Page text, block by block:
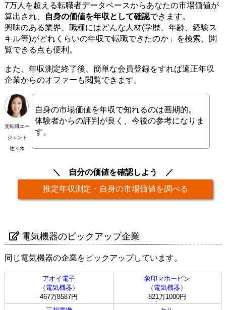
7万人を超える転職者データベースからあなたの市場価値が
算出され、
自身の価値を年収として確認できます。
興味のある業界、職種にはどんな人材(学歴、年齢、経験ス
キル等)がどれくらいの年収で転職できたのか」を検索、閲
覧できる点も便利。
また、年収測定終了後、簡単な会員登録をすれば適正年収
企業からのオファーも閲覧できます。
元転職エー
ジェント
佐々木
自身の市場価値を年収で知れるのは画期的。
体験者からの評判が良く、今後の参考になりま
す。
自分の価値を確認しよう
推定年収測定・自身の市場価値を調べる
電気機器のピックアップ企業
同じ電気機器の企業をピックアップしています。
アオイ電子
（ 電気機器）
467万8587円
象印マホービン
（ 電気機器）
821万1000円